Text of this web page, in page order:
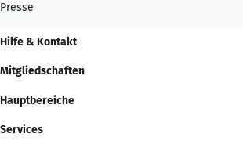
Presse
Hilfe & Kontakt
Mitgliedschaften
Hauptbereiche
Services